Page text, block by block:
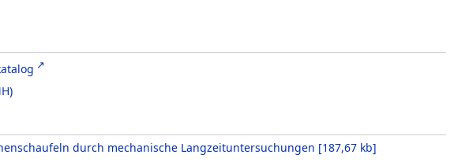
durch mechanische Langzeituntersuchungen [187,67 kb]